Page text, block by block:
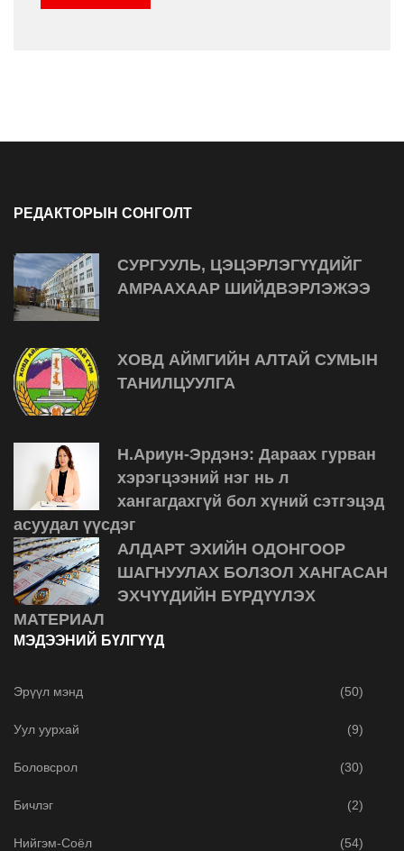
РЕДАКТОРЫН СОНГОЛТ
СУРГУУЛЬ, ЦЭЦЭРЛЭГҮҮДИЙГ
АМРААХААР ШИЙДВЭРЛЭЖЭЭ
ХОВД АЙМГИЙН АЛТАЙ СУМЫН
ТАНИЛЦУУЛГА
Н.Ариун-Эрдэнэ: Дараах гурван
хэрэгцээний нэг нь л
хангагдахгүй бол хүний сэтгэцэд
асуудал үүсдэг
АЛДАРТ ЭХИЙН ОДОНГООР
ШАГНУУЛАХ БОЛЗОЛ ХАНГАСАН
ЭХЧҮҮДИЙН БҮРДҮҮЛЭХ
МАТЕРИАЛ
МЭДЭЭНИЙ БҮЛГҮҮД
Эрүүл мэнд (50)
Уул уурхай (9)
Боловсрол (30)
Бичлэг (2)
Нийгэм-Соёл (54)